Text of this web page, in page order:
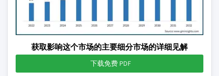
获取影响这个市场的主要细分市场的详细见解
下载免费 PDF